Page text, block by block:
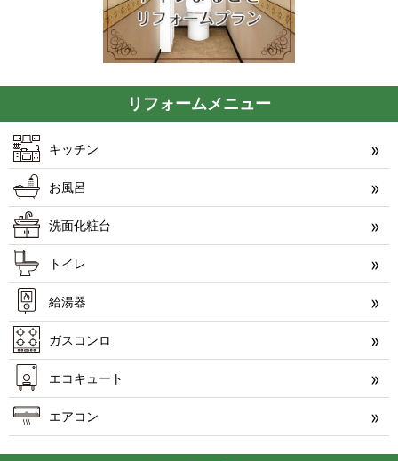
リフォームメニュー
キッチン
お風呂
洗面化粧台
トイレ
給湯器
ガスコンロ
エコキュート
エアコン